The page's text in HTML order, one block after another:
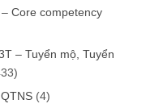
Core competency
– Tuyển mộ, Tuyển
(4)